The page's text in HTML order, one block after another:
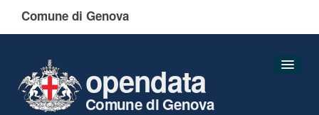
Comune di Genova
opendata
Comune di Genova